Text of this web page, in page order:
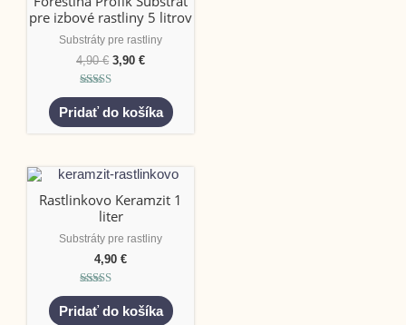
pre izbové rastliny 5 litrov
Substráty pre rastliny
4,90€ 3,90€
Hodnotenie
5.00
z 5
Pridať do košíka
Rastlinkovo Keramzit 1
liter
Substráty pre rastliny
4,90€
Hodnotenie
5.00
z 5
Pridať do košíka